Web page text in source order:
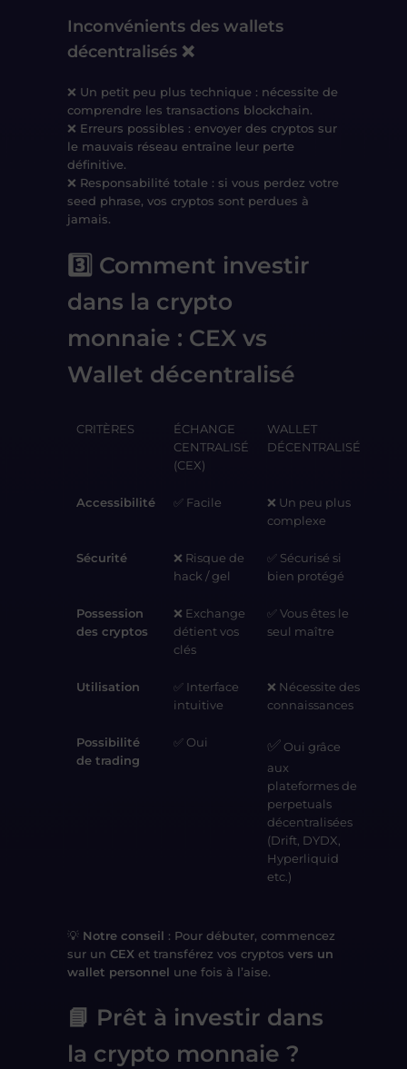
Inconvénients des wallets
décentralisés ❌
❌ Un petit peu plus technique : nécessite de
comprendre les transactions blockchain.
❌ Erreurs possibles : envoyer des cryptos sur
le mauvais réseau entraîne leur perte
définitive.
❌ Responsabilité totale : si vous perdez votre
seed phrase, vos cryptos sont perdues à
jamais.
3️⃣ Comment investir
dans la crypto
monnaie : CEX vs
Wallet décentralisé
CRITÈRES
ÉCHANGE
CENTRALISÉ
(CEX)
WALLET
DÉCENTRALISÉ
Accessibilité ✅ Facile
❌ Un peu plus
complexe
Sécurité
❌ Risque de
hack / gel
✅ Sécurisé si
bien protégé
Possession
des cryptos
❌ Exchange
détient vos
clés
✅ Vous êtes le
seul maître
Utilisation
✅ Interface
intuitive
❌ Nécessite des
connaissances
Possibilité
de trading
✅ Oui ✅ Oui grâce
aux
plateformes de
perpetuals
décentralisées
(Drift, DYDX,
Hyperliquid
etc.)
💡 Notre conseil : Pour débuter, commencez
sur un CEX et transférez vos cryptos vers un
wallet personnel une fois à l’aise.
📘 Prêt à investir dans
la crypto monnaie ?